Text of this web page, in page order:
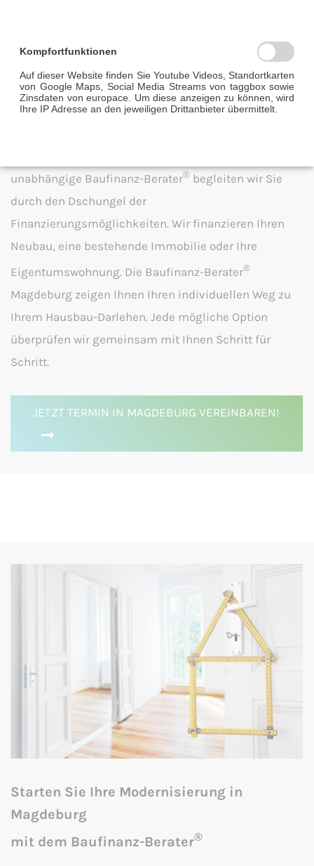
in Magdeburg ein zu Hause.
Mit Ihrem passenden Immobilienkredit
unabhängige Baufinanz-Berater® begleiten wir Sie
durch den Dschungel der
Finanzierungsmöglichkeiten. Wir finanzieren Ihren
Neubau, eine bestehende Immobilie oder Ihre
Eigentumswohnung. Die Baufinanz-Berater®
Magdeburg zeigen Ihnen Ihren individuellen Weg zu
Ihrem Hausbau-Darlehen. Jede mögliche Option
überprüfen wir gemeinsam mit Ihnen Schritt für
Schritt.
JETZT TERMIN IN MAGDEBURG VEREINBAREN!
Starten Sie Ihre Modernisierung in
Magdeburg
mit dem Baufinanz-Berater®
Kompfortfunktionen
Auf dieser Website finden Sie Youtube Videos, Standortkarten
von Google Maps, Social Media Streams von taggbox sowie
Zinsdaten von europace. Um diese anzeigen zu können, wird
Ihre IP Adresse an den jeweiligen Drittanbieter übermittelt.